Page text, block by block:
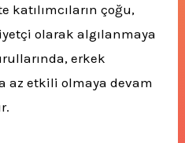
çoğu,
olarak algılanmaya
erkek
az etkili olmaya devam